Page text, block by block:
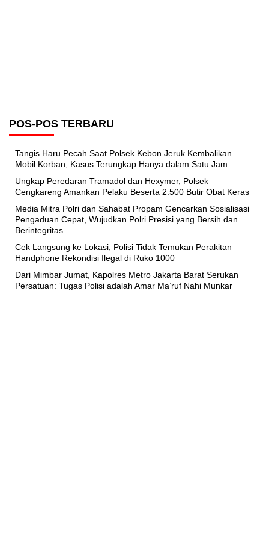
POS-POS TERBARU
Tangis Haru Pecah Saat Polsek Kebon Jeruk Kembalikan
Mobil Korban, Kasus Terungkap Hanya dalam Satu Jam
Ungkap Peredaran Tramadol dan Hexymer, Polsek
Cengkareng Amankan Pelaku Beserta 2.500 Butir Obat Keras
Media Mitra Polri dan Sahabat Propam Gencarkan Sosialisasi
Pengaduan Cepat, Wujudkan Polri Presisi yang Bersih dan
Berintegritas
Cek Langsung ke Lokasi, Polisi Tidak Temukan Perakitan
Handphone Rekondisi Ilegal di Ruko 1000
Dari Mimbar Jumat, Kapolres Metro Jakarta Barat Serukan
Persatuan: Tugas Polisi adalah Amar Ma’ruf Nahi Munkar